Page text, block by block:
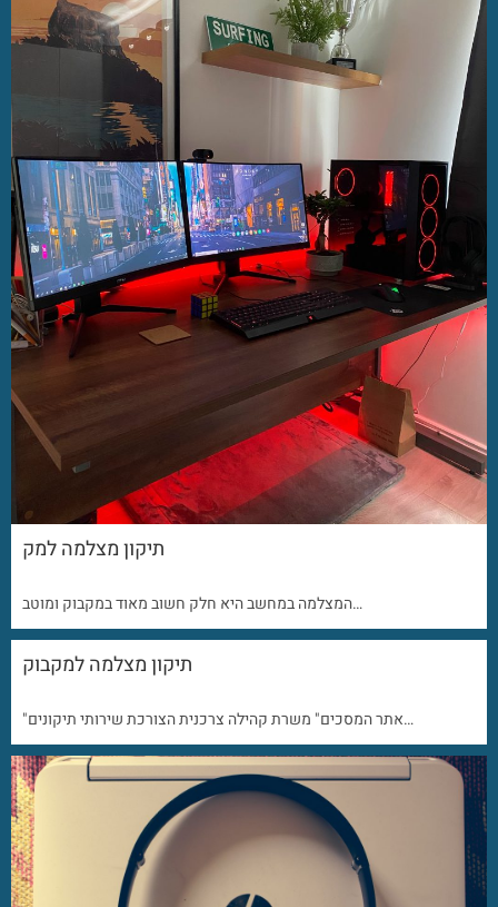
תיקון מצלמה למק
המצלמה במחשב היא חלק חשוב מאוד במקבוק ומוטב…
תיקון מצלמה למקבוק
"אתר המסכים" משרת קהילה צרכנית הצורכת שירותי תיקונים…